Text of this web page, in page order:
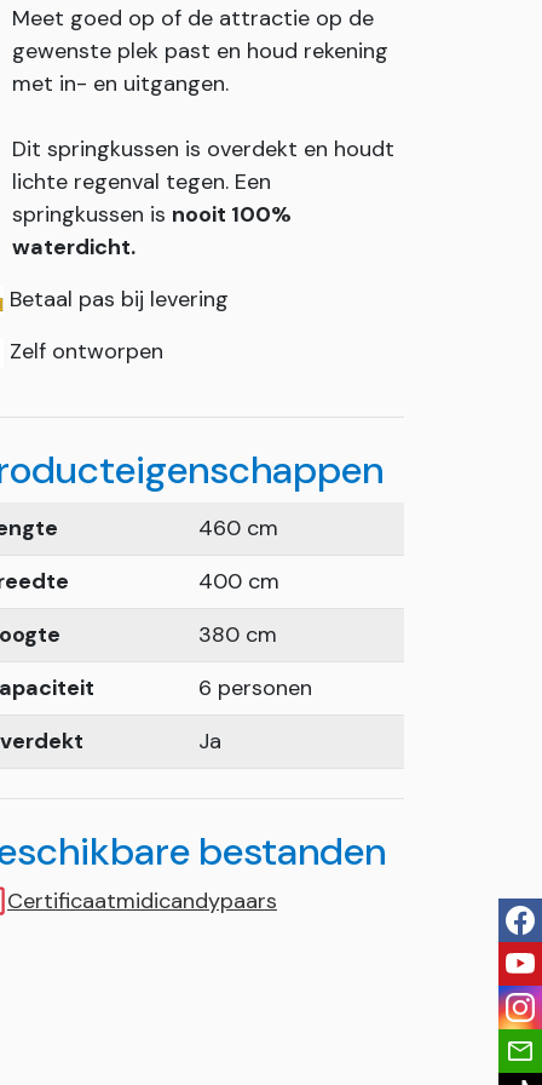
Meet goed op of de attractie op de
gewenste plek past en houd rekening
met in- en uitgangen.
Dit springkussen is overdekt en houdt
lichte regenval tegen. Een
springkussen is nooit 100%
waterdicht.
Betaal pas bij levering
Zelf ontworpen
460 cm
400 cm
380 cm
6 personen
Ja
bestanden
Certificaatmidicandypaars